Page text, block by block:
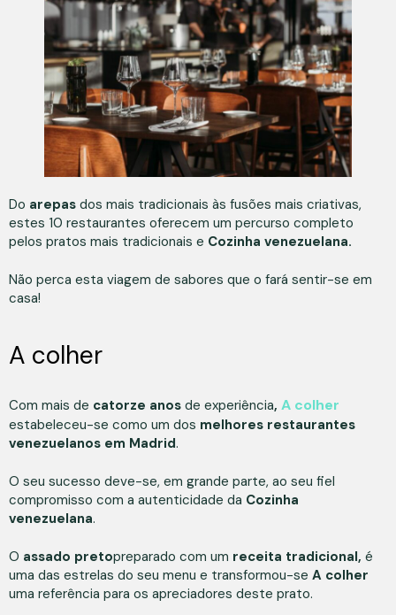
Do arepas dos mais tradicionais às fusões mais criativas,
estes 10 restaurantes oferecem um percurso completo
pelos pratos mais tradicionais e Cozinha venezuelana.
Não perca esta viagem de sabores que o fará sentir-se em
casa!
A colher
Com mais de catorze anos de experiência, A colher
estabeleceu-se como um dos melhores restaurantes
venezuelanos em Madrid.
O seu sucesso deve-se, em grande parte, ao seu fiel
compromisso com a autenticidade da Cozinha
venezuelana.
O assado pretopreparado com um receita tradicional, é
uma das estrelas do seu menu e transformou-se A colher
uma referência para os apreciadores deste prato.